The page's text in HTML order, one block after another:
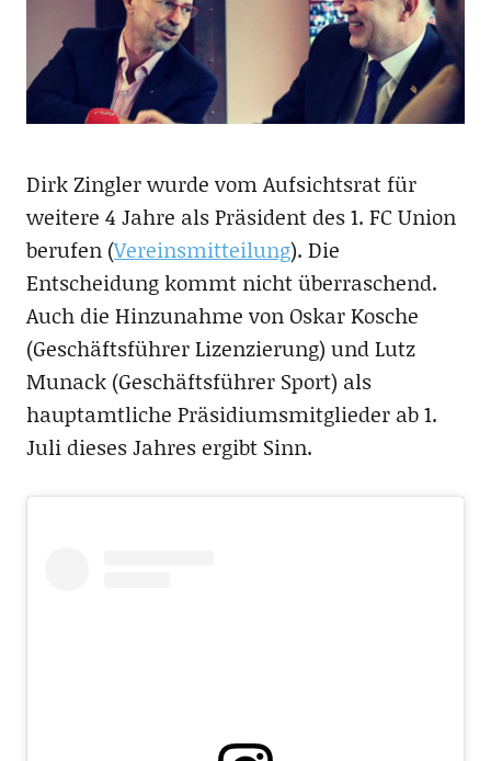
Dirk Zingler wurde vom Aufsichtsrat für
weitere 4 Jahre als Präsident des 1. FC Union
berufen (Vereinsmitteilung). Die
Entscheidung kommt nicht überraschend.
Auch die Hinzunahme von Oskar Kosche
(Geschäftsführer Lizenzierung) und Lutz
Munack (Geschäftsführer Sport) als
hauptamtliche Präsidiumsmitglieder ab 1.
Juli dieses Jahres ergibt Sinn.